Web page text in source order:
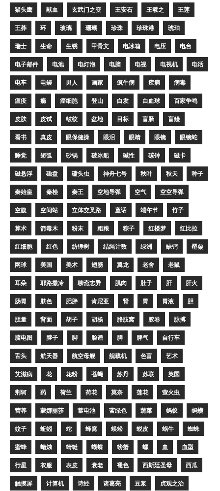
猫头鹰 献血 玄武门之变 王安石 王羲之 王莲
王莽 环 玻璃 珊瑚 珍珠 珍珠港 琥珀
瑞士 生命 生锈 甲骨文 电冰箱 电压 电台
电子邮件 电池 电灯泡 电脑 电视 电视机 电话
电车 电鳗 男人 画家 疯牛病 疾病 病毒
瘟疫 瘾 癌细胞 登山 白发 白血球 百家争鸣
皮肤 皮试 皱纹 盆地 目标 盲肠 盲鳗
看书 真皮 眼保健操 眼泪 眼睛 眼镜 眼镜蛇
睡觉 短弧 砂锅 破冰船 碱性 碳钟 磁卡
磁悬浮 磁盘 磕头虫 神舟七号 秋叶 秋天 种子
秦始皇 秦桧 秦王 空地导弹 空气 空空导弹
空腹 空间站 立体交叉路 童话 端午节 竹子
算术 箭毒木 粉末 粗粮 粽子 红楼梦 红比拉
红细胞 红色 纺锤树 结绳计数 绿洲 缺钙 罂粟
网球 美国 美术 翅膀 翼龙 老舍 老鼠
耳朵 耶路撒冷 聊斋志异 肌肉 肚子 肝 肝火
肠胃 肤色 肥胖 肯尼亚 肾 胃 胃液 胆
胆量 背面 胡子 胡杨 胳肢窝 胶卷 脉搏
脑电图 脖子 脚 脸谱 脾 脾气 自行车
舌头 航天器 航空母舰 舰载机 色盲 艺术
艾滋病 花 花粉 苍蝇 苏丹 苏联 英国
荆轲 药 荷兰 荷花 莫奈 莲花 萤火虫
营养 蒙娜丽莎 蓄电池 蓝绿色 蔬菜 蚂蚁 蚂蟥
蚊子 蚯蚓 蛇 蜂窝 蜈蚣 蜕皮 蜗牛 蜘蛛
蜜蜂 蜡烛 蜻蜓 蝴蝶 螃蟹 螺 血 血型
行星 衣服 表皮 衰老 褪色 西斯廷圣母 西瓜
触摸屏 计算机 诗经 诸葛亮 豆浆 贞观之治